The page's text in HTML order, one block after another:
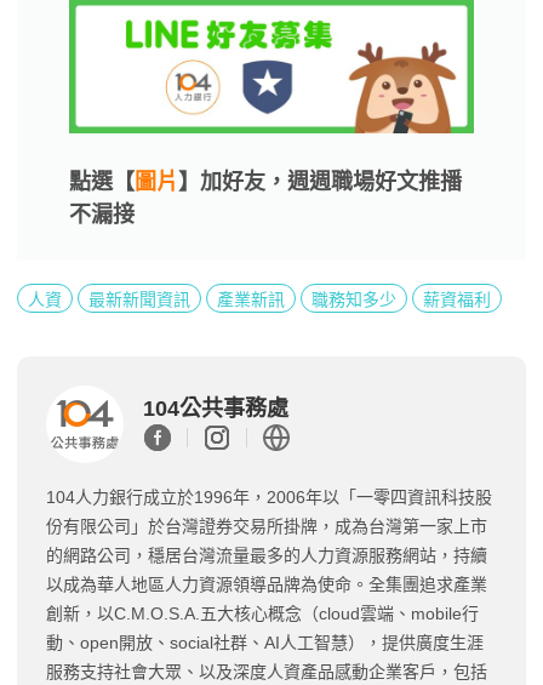
點選【 圖片 】加好友，週週職場好文推播
不漏接
人資 最新新聞資訊 產業新訊 職務知多少 薪資福利
104公共事務處
104人力銀行成立於1996年，2006年以「一零四資訊科技股
份有限公司」於台灣證券交易所掛牌，成為台灣第一家上市
的網路公司，穩居台灣流量最多的人力資源服務網站，持續
以成為華人地區人力資源領導品牌為使命。全集團追求產業
創新，以C.M.O.S.A.五大核心概念（cloud雲端、mobile行
動、open開放、social社群、AI人工智慧），提供廣度生涯
服務支持社會大眾、以及深度人資產品感動企業客戶，包括